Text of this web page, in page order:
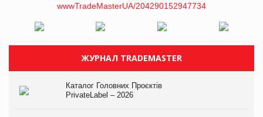
ЖУРНАЛ TRADEMASTER
Каталог Головних Проєктів
PrivateLabel – 2026